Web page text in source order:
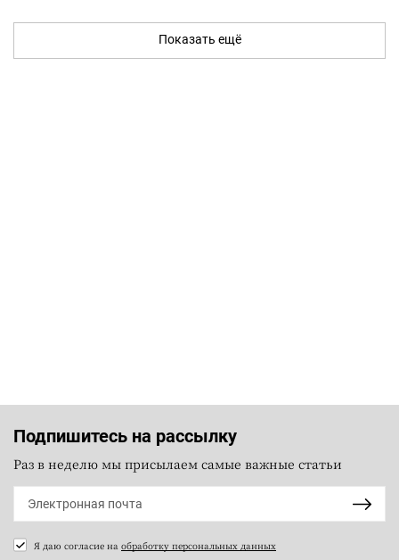
Показать ещё
Подпишитесь на рассылку
Раз в неделю мы присылаем самые важные статьи
Я даю согласие на обработку персональных данных